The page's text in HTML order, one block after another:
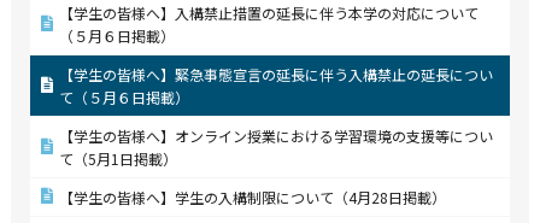
【学生の皆様へ】入構禁止措置の延長に伴う本学の対応について
（５月６日掲載）
【学生の皆様へ】緊急事態宣言の延長に伴う入構禁止の延長につい
て（５月６日掲載）
【学生の皆様へ】オンライン授業における学習環境の支援等につい
て（5月1日掲載）
【学生の皆様へ】学生の入構制限について（4月28日掲載）